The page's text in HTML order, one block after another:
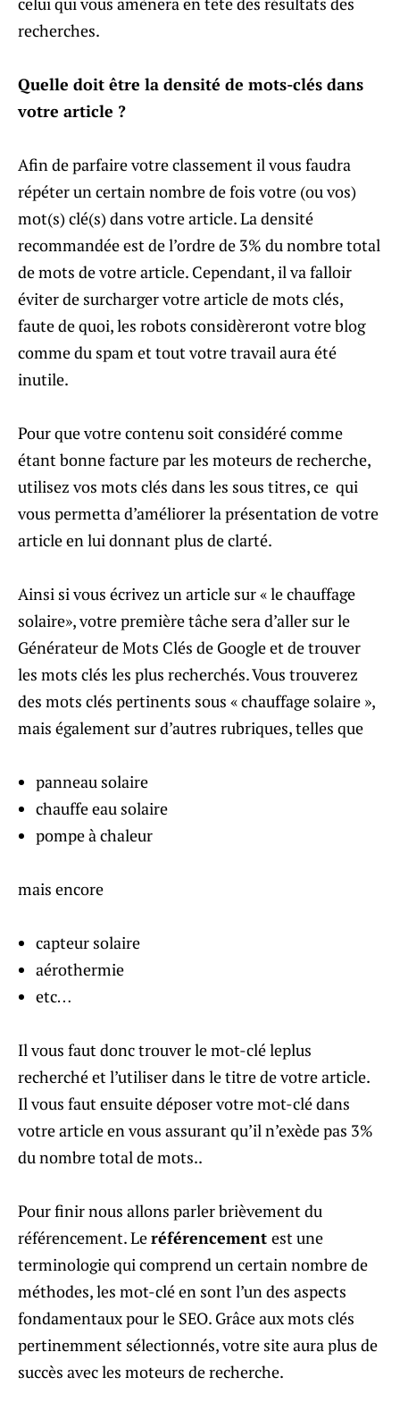
recherches.
Quelle doit être la densité de mots-clés dans
votre article ?
Afin de parfaire votre classement il vous faudra
répéter un certain nombre de fois votre (ou vos)
mot(s) clé(s) dans votre article. La densité
recommandée est de l’ordre de 3% du nombre total
de mots de votre article. Cependant, il va falloir
éviter de surcharger votre article de mots clés,
faute de quoi, les robots considèreront votre blog
comme du spam et tout votre travail aura été
inutile.
Pour que votre contenu soit considéré comme
étant bonne facture par les moteurs de recherche,
utilisez vos mots clés dans les sous titres, ce qui
vous permetta d’améliorer la présentation de votre
article en lui donnant plus de clarté.
Ainsi si vous écrivez un article sur « le chauffage
solaire», votre première tâche sera d’aller sur le
Générateur de Mots Clés de Google et de trouver
les mots clés les plus recherchés. Vous trouverez
des mots clés pertinents sous « chauffage solaire »,
mais également sur d’autres rubriques, telles que
panneau solaire
chauffe eau solaire
pompe à chaleur
mais encore
capteur solaire
aérothermie
etc…
Il vous faut donc trouver le mot-clé leplus
recherché et l’utiliser dans le titre de votre article.
Il vous faut ensuite déposer votre mot-clé dans
votre article en vous assurant qu’il n’exède pas 3%
du nombre total de mots..
Pour finir nous allons parler brièvement du
référencement. Leréférencement est une
terminologie qui comprend un certain nombre de
méthodes, les mot-clé en sont l’un des aspects
fondamentaux pour le SEO. Grâce aux mots clés
pertinemment sélectionnés, votre site aura plus de
succès avec les moteurs de recherche.